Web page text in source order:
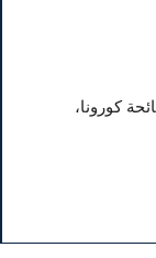
كورونا،